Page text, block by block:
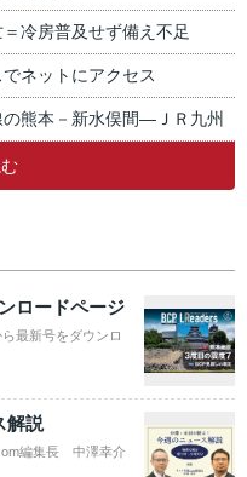
冷房普及せず備え不足
ネットにアクセス
熊本－新水俣間―ＪＲ九州
ロードページ
最新号をダウンロ
解説
編集長 中澤幸介